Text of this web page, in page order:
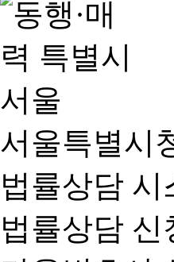
서울특별시
법률상담 시
법률상담 신